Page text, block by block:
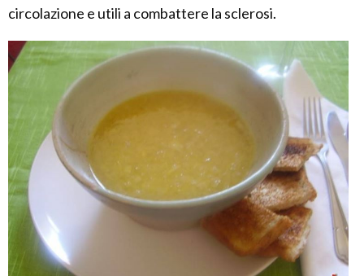
circolazione e utili a combattere la sclerosi.